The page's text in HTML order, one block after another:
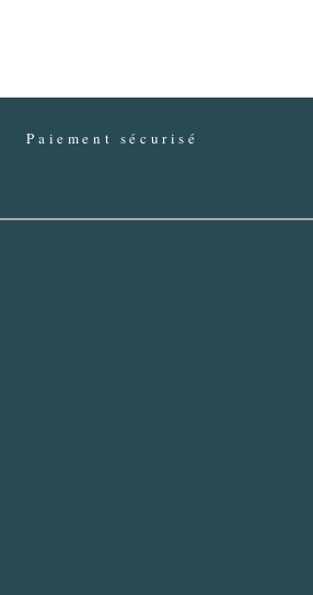
Paiement sécurisé